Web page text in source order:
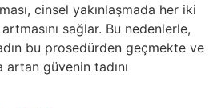
cinsel yakınlaşmada her iki
sağlar. Bu nedenlerle,
bu prosedürden geçmekte ve
artan güvenin tadını